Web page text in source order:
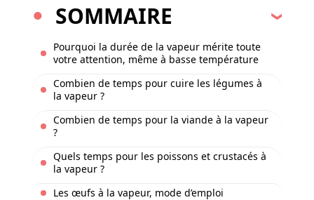
SOMMAIRE
Pourquoi la durée de la vapeur mérite toute
votre attention, même à basse température
Combien de temps pour cuire les légumes à
la vapeur ?
Combien de temps pour la viande à la vapeur
?
Quels temps pour les poissons et crustacés à
la vapeur ?
Les œufs à la vapeur, mode d’emploi